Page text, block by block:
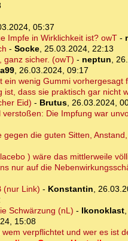
05:37
Impfe in Wirklichkeit ist? owT-
- Socke, 25.03.2024, 22:13
ganz sicher. (owT) - neptun,
, 26.03.2024, 09:17
wenig Gummi vorhergesagt
dass sie praktisch gar nicht
Eid) - Brutus, 26.03.2024,
Die Impfung war
die guten Sitten,
) wäre das mittlerweile
nur auf die
(nur Link) - Konstantin,
Schwärzung (nL) - Ikonoklast,
15:08
verpflichtet und wer es ist